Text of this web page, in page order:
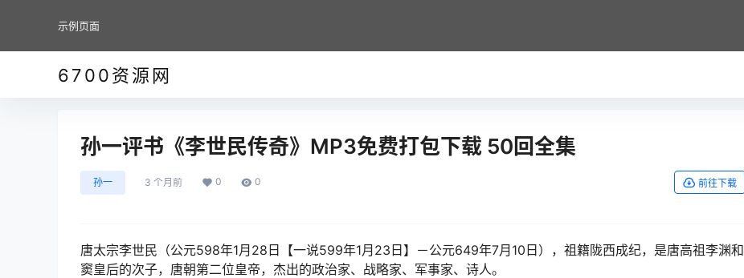
示例页面
6700资源网
孙一评书《李世民传奇》MP3免费打包下载 50回全集
孙一 3 个月前 0 0 前往下载
唐太宗李世民（公元598年1月28日【一说599年1月23日】－公元649年7月10日），祖籍陇西成纪，是唐高祖李渊和
窦皇后的次子，唐朝第二位皇帝，杰出的政治家、战略家、军事家、诗人。